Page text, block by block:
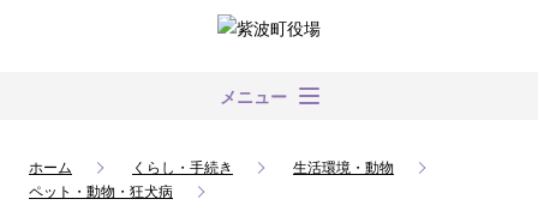
メニュー
ホーム くらし・手続き
生活環境・動物
ペット・動物・狂犬病